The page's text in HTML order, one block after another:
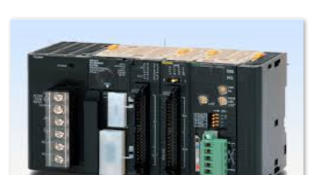
thông minh giúp điều khiển và giám sát hoạt động của các
thiết bị khác nhau trong môi trường công nghiệp cũng như
trong hộ gia đình. Bằng cách sử dụng công nghệ hiện đại,
rơ le điện tử có khả năng xử lý và phản hồi nhanh chóng,
nhằm nâng cao hiệu suất hoạt động và độ an toàn cho
các hệ thống mà nó kiểm soát. N